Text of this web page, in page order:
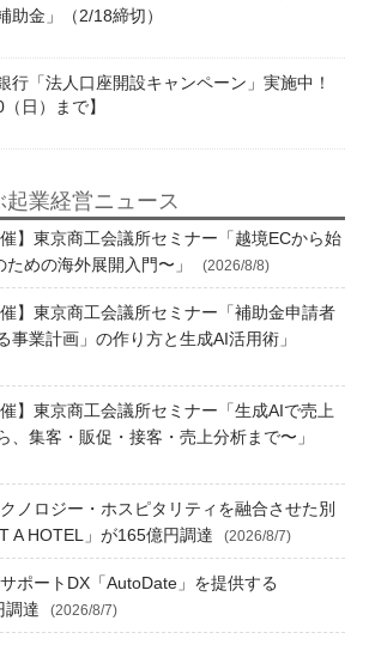
助金」（2/18締切）
行「法人口座開設キャンペーン」実施中！
（日）まで】
業経営ニュース
催】東京商工会議所セミナー「越境ECから始
めの海外展開入門〜」
(2026/8/8)
催】東京商工会議所セミナー「補助金申請者
事業計画」の作り方と生成AI活用術」
催】東京商工会議所セミナー「生成AIで売上
、集客・販促・接客・売上分析まで〜」
ノロジー・ホスピタリティを融合させた別
A HOTEL」が165億円調達
(2026/8/7)
サポートDX「AutoDate」を提供する
調達
(2026/8/7)